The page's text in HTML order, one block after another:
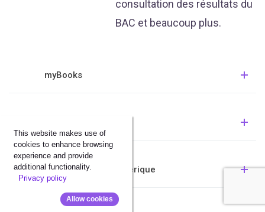
consultation des résultats du
BAC et beaucoup plus.
myBooks
Livre de classe numérique
This website makes use of
cookies to enhance browsing
experience and provide
additional functionality.
Privacy policy
Allow cookies